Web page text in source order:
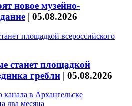
новое музейно-
| 05.08.2026
станет площадкой
гребли | 05.08.2026